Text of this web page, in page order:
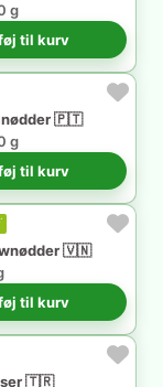
g
til kurv
🇵🇹
g
til kurv
🇻🇳
til kurv
🇹🇷